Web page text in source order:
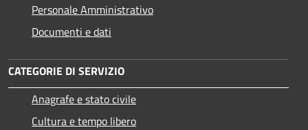
Personale Amministrativo
Documenti e dati
CATEGORIE DI SERVIZIO
Anagrafe e stato civile
Cultura e tempo libero